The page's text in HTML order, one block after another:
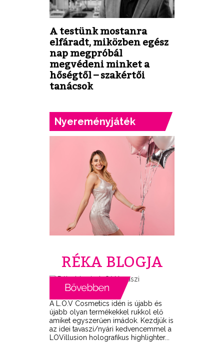
A testünk mostanra
elfáradt, miközben egész
nap megpróbál
megvédeni minket a
hőségtől – szakértői
tanácsok
Nyereményjáték
RÉKA BLOGJA
A L.O.V Cosmetics idén is újabb és
újabb olyan termékekkel rukkol elő
amiket egyszerűen imádok. Kezdjük is
az idei tavaszi/nyári kedvencemmel a
LOVillusion holografikus highlighter...